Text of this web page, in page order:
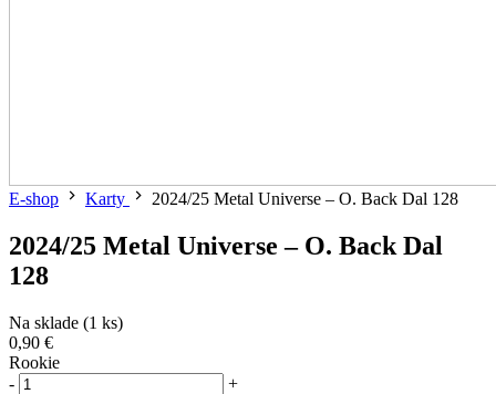
E-shop Karty 2024/25 Metal Universe – O. Back Dal 128
2024/25 Metal Universe – O. Back Dal
128
Na sklade (1 ks)
0,90 €
Rookie
-
+